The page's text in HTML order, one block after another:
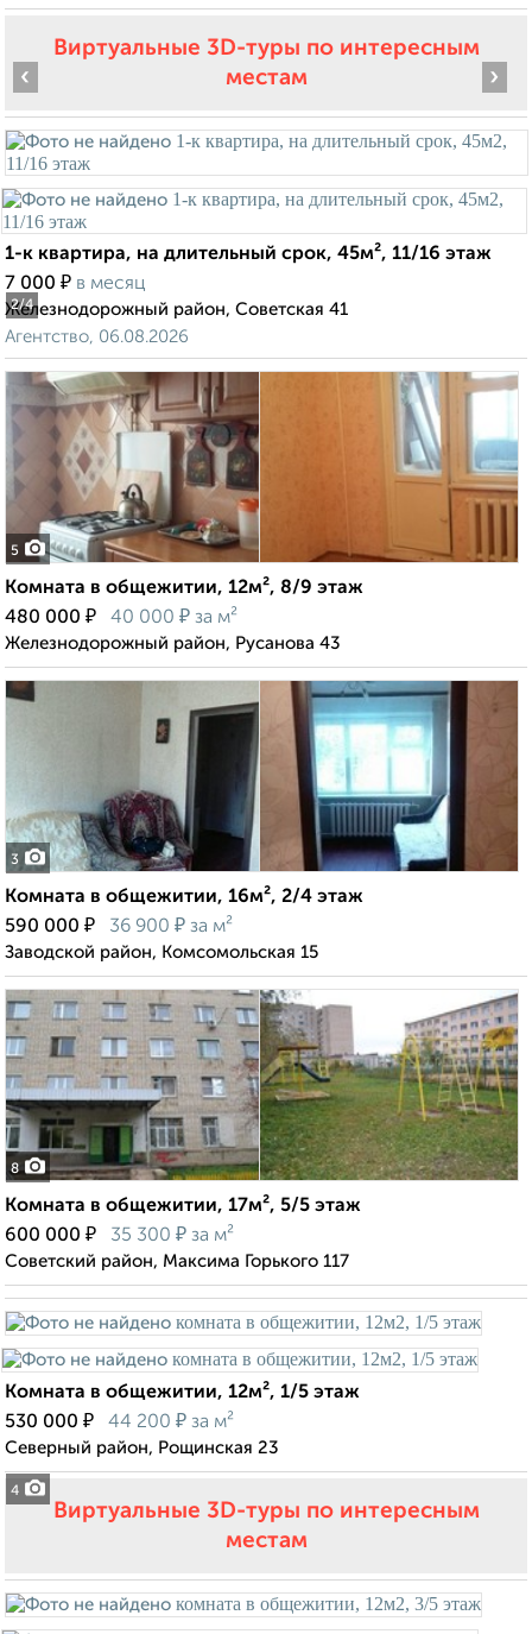
Виртуальные 3D-туры по интересным
местам
2/4
‹ ›
1-к квартира, на длительный срок, 45м², 11/16 этаж
7 000 ₽ в месяц
Железнодорожный район, Советская 41
Агентство, 06.08.2026
5
Комната в общежитии, 12м², 8/9 этаж
480 000 ₽ 40 000 ₽ за м²
Железнодорожный район, Русанова 43
3
Комната в общежитии, 16м², 2/4 этаж
590 000 ₽ 36 900 ₽ за м²
Заводской район, Комсомольская 15
8
Комната в общежитии, 17м², 5/5 этаж
600 000 ₽ 35 300 ₽ за м²
Советский район, Максима Горького 117
4
Комната в общежитии, 12м², 1/5 этаж
530 000 ₽ 44 200 ₽ за м²
Северный район, Рощинская 23
Виртуальные 3D-туры по интересным
местам